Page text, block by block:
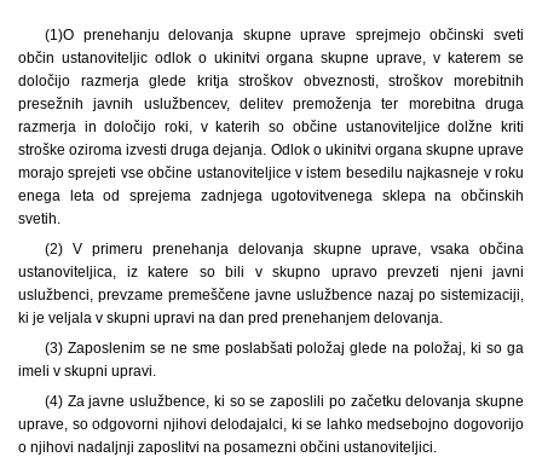
(1)O prenehanju delovanja skupne uprave sprejmejo občinski sveti
občin ustanoviteljic odlok o ukinitvi organa skupne uprave, v katerem se
določijo razmerja glede kritja stroškov obveznosti, stroškov morebitnih
presežnih javnih uslužbencev, delitev premoženja ter morebitna druga
razmerja in določijo roki, v katerih so občine ustanoviteljice dolžne kriti
stroške oziroma izvesti druga dejanja. Odlok o ukinitvi organa skupne uprave
morajo sprejeti vse občine ustanoviteljice v istem besedilu najkasneje v roku
enega leta od sprejema zadnjega ugotovitvenega sklepa na občinskih
svetih.
(2) V primeru prenehanja delovanja skupne uprave, vsaka občina
ustanoviteljica, iz katere so bili v skupno upravo prevzeti njeni javni
uslužbenci, prevzame premeščene javne uslužbence nazaj po sistemizaciji,
ki je veljala v skupni upravi na dan pred prenehanjem delovanja.
(3) Zaposlenim se ne sme poslabšati položaj glede na položaj, ki so ga
imeli v skupni upravi.
(4) Za javne uslužbence, ki so se zaposlili po začetku delovanja skupne
uprave, so odgovorni njihovi delodajalci, ki se lahko medsebojno dogovorijo
o njihovi nadaljnji zaposlitvi na posamezni občini ustanoviteljici.